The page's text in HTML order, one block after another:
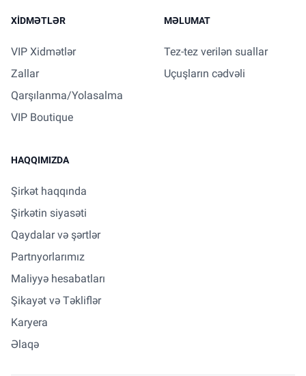
XIDMƏTLƏR
VIP Xidmətlər
Zallar
Qarşılanma/Yolasalma
VIP Boutique
MƏLUMAT
Tez-tez verilən suallar
Uçuşların cədvəli
HAQQIMIZDA
Şirkət haqqında
Şirkətin siyasəti
Qaydalar və şərtlər
Partnyorlarımız
Maliyyə hesabatları
Şikayət və Təkliflər
Karyera
Əlaqə